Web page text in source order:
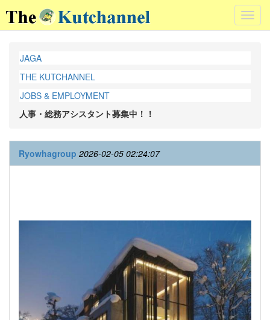
JAGA
THE KUTCHANNEL
JOBS & EMPLOYMENT
人事・総務アシスタント募集中！！
Ryowhagroup 2026-02-05 02:24:07